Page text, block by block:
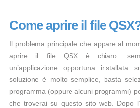
Come aprire il file
Il problema principale che appare al
aprire il file QSX è chiaro:
un’applicazione opportuna installata
soluzione è molto semplice, basta
programma (oppure alcuni programmi)
che troverai su questo sito web. Dopo